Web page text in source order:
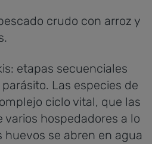
crudo con arroz y
etapas secuenciales
Las especies de
ciclo vital, que las
hospedadores a lo
huevos se abren en agua